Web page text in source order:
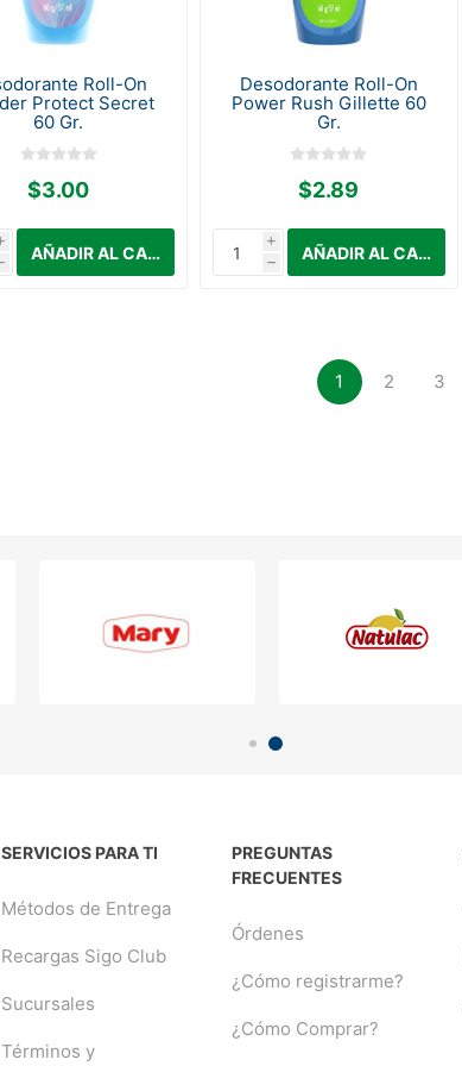
Roll-On
Protect Secret
60 Gr.
$3.00
Desodorante Roll-On
Power Rush Gillette 60
Gr.
$2.89
i
h
1 2 3
SERVICIOS PARA TI
Métodos de Entrega
Recargas Sigo Club
Sucursales
Términos y
PREGUNTAS
FRECUENTES
Órdenes
¿Cómo registrarme?
¿Cómo Comprar?